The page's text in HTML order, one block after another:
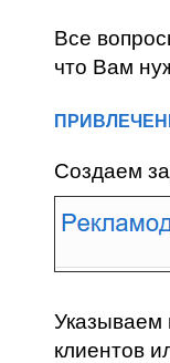
Все
что Вам
Создаем
Указываем
клиентов